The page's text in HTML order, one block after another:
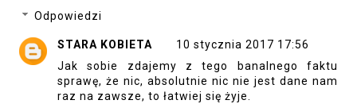
Odpowiedzi
STARA KOBIETA
10 stycznia 2017 17:56
Jak sobie zdajemy z tego banalnego faktu
sprawę, że nic, absolutnie nic nie jest dane nam
raz na zawsze, to łatwiej się żyje.